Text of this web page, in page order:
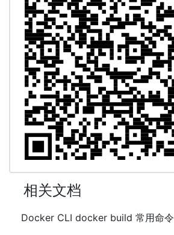
相关文档
Docker CLI docker build 常用命令